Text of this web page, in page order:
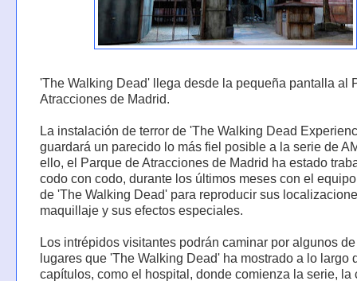
'The Walking Dead' llega desde la pequeña pantalla al
Atracciones de Madrid.
La instalación de terror de 'The Walking Dead
guardará un parecido lo más fiel posible a la serie de
ello, el Parque de Atracciones de Madrid ha estado
codo con codo, durante los últimos meses con el
de 'The Walking Dead' para reproducir sus
maquillaje y sus efectos especiales.
Los intrépidos visitantes podrán caminar por algunos
lugares que 'The Walking Dead' ha mostrado a lo largo
capítulos, como el hospital, donde comienza la serie, la